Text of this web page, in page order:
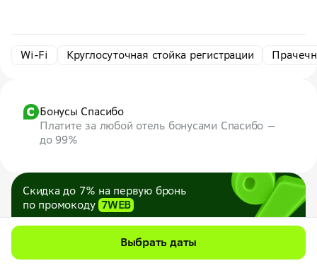
Wi-Fi Круглосуточная стойка регистрации
Бонусы Спасибо
Платите за любой отель бонусами Спасибо —
до 99%
Скидка до 7% на первую бронь
по промокоду 7WEB
Максимум — 1000 ₽
Выбрать даты